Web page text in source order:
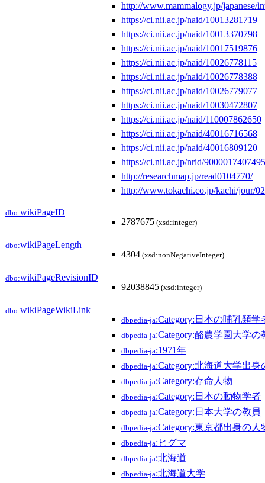
http://www.mammalogy.jp/japanese/
https://ci.nii.ac.jp/naid/10013281719
https://ci.nii.ac.jp/naid/10013370798
https://ci.nii.ac.jp/naid/10017519876
https://ci.nii.ac.jp/naid/10026778115
https://ci.nii.ac.jp/naid/10026778388
https://ci.nii.ac.jp/naid/10026779077
https://ci.nii.ac.jp/naid/10030472807
https://ci.nii.ac.jp/naid/110007862650
https://ci.nii.ac.jp/naid/40016716568
https://ci.nii.ac.jp/naid/40016809120
https://ci.nii.ac.jp/nrid/9000017407495
http://researchmap.jp/read0104770/
http://www.tokachi.co.jp/kachi/jour/
dbo:wikiPageID
2787675 (xsd:integer)
dbo:wikiPageLength
4304 (xsd:nonNegativeInteger)
dbo:wikiPageRevisionID
92038845 (xsd:integer)
dbo:wikiPageWikiLink
dbpedia-ja:Category:日本の哺乳類学
dbpedia-ja:Category:酪農学園大学の
dbpedia-ja:1971年
dbpedia-ja:Category:北海道大学出身
dbpedia-ja:Category:存命人物
dbpedia-ja:Category:日本の動物学者
dbpedia-ja:Category:日本大学の教員
dbpedia-ja:Category:東京都出身の人
dbpedia-ja:ヒグマ
dbpedia-ja:北海道
dbpedia-ja:北海道大学